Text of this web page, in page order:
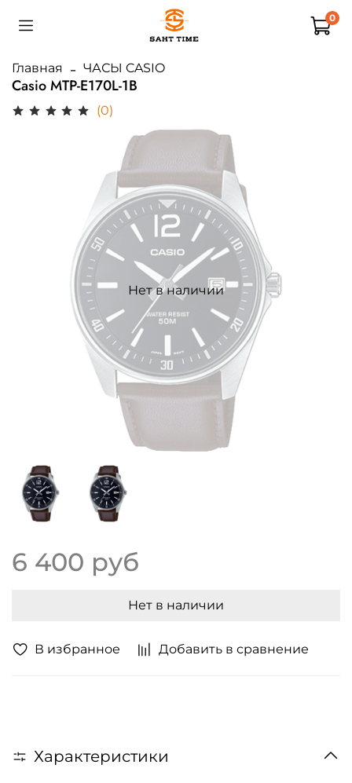
0
Главная ЧАСЫ CASIO
Casio MTP-E170L-1B
(0)
В избранное Добавить в сравнение
Нет в наличии
6 400 руб
Нет в наличии
Характеристики